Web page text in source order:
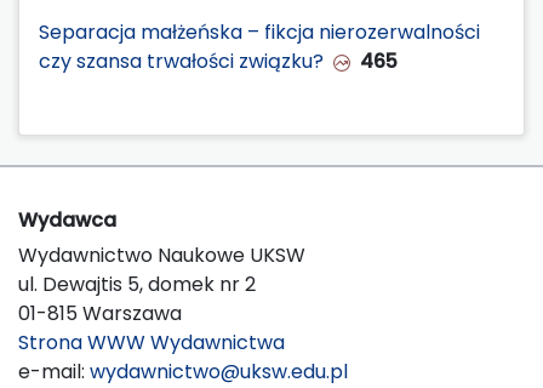
Separacja małżeńska – fikcja nierozerwalności
czy szansa trwałości związku?
465
Wydawca
Wydawnictwo Naukowe UKSW
ul. Dewajtis 5, domek nr 2
01-815 Warszawa
Strona WWW Wydawnictwa
e-mail: wydawnictwo@uksw.edu.pl